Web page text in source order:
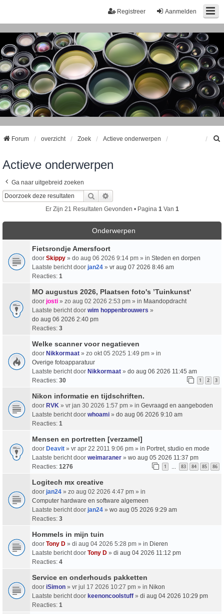
Aanmelden
Registreer
Forum overzicht Zoek Actieve onderwerpen
Actieve onderwerpen
Ga naar uitgebreid zoeken
Zoek
Er Zijn 21 Resultaten Gevonden • Pagina 1 Van 1
Onderwerpen
Fietsrondje Amersfoort
door Skippy » do aug 06 2026 9:14 pm » in Steden en dorpen
Laatste bericht door jan24 » vr aug 07 2026 8:46 am
Reacties: 1
MO augustus 2026, Plaatsen foto's ’Tuinkunst'
door josti » zo aug 02 2026 2:53 pm » in Maandopdracht
Laatste bericht door wim hoppenbrouwers »
do aug 06 2026 2:40 pm
Reacties: 3
Welke scanner voor negatieven
door Nikkormaat » zo okt 05 2025 1:49 pm » in
Overige fotoapparatuur
Laatste bericht door Nikkormaat » do aug 06 2026 11:45 am
Reacties: 30 1 2 3
Nikon informatie en tijdschriften.
door RVK » vr jan 30 2026 1:57 pm » in Gevraagd en aangeboden
Laatste bericht door whoami » do aug 06 2026 9:10 am
Reacties: 1
Mensen en portretten [verzamel]
door Deavit » vr apr 22 2011 9:06 pm » in Portret, studio en mode
Laatste bericht door weimaraner » wo aug 05 2026 11:37 pm
Reacties: 1276 1 … 83 84 85 86
Logitech mx creative
door jan24 » zo aug 02 2026 4:47 pm » in
Computer hardware en software algemeen
Laatste bericht door jan24 » wo aug 05 2026 9:29 am
Reacties: 3
Hommels in mijn tuin
door Tony D » di aug 04 2026 5:28 pm » in Dieren
Laatste bericht door Tony D » di aug 04 2026 11:12 pm
Reacties: 4
Service en onderhouds pakketten
door iSimon » vr jul 17 2026 10:27 pm » in Nikon
Laatste bericht door keenoncoolstuff » di aug 04 2026 10:29 pm
Reacties: 1